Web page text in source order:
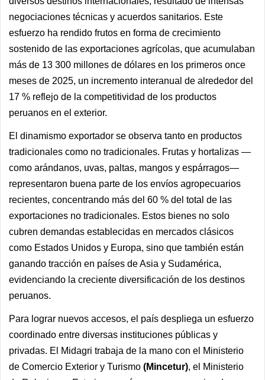
negociaciones técnicas y acuerdos sanitarios. Este
esfuerzo ha rendido frutos en forma de crecimiento
sostenido de las exportaciones agrícolas, que acumulaban
más de 13 300 millones de dólares en los primeros once
meses de 2025, un incremento interanual de alrededor del
17 % reflejo de la competitividad de los productos
peruanos en el exterior.
El dinamismo exportador se observa tanto en productos
tradicionales como no tradicionales. Frutas y hortalizas —
como arándanos, uvas, paltas, mangos y espárragos—
representaron buena parte de los envíos agropecuarios
recientes, concentrando más del 60 % del total de las
exportaciones no tradicionales. Estos bienes no solo
cubren demandas establecidas en mercados clásicos
como Estados Unidos y Europa, sino que también están
ganando tracción en países de Asia y Sudamérica,
evidenciando la creciente diversificación de los destinos
peruanos.
Para lograr nuevos accesos, el país despliega un esfuerzo
coordinado entre diversas instituciones públicas y
privadas. El Midagri trabaja de la mano con el Ministerio
de Comercio Exterior y Turismo (Mincetur), el Ministerio